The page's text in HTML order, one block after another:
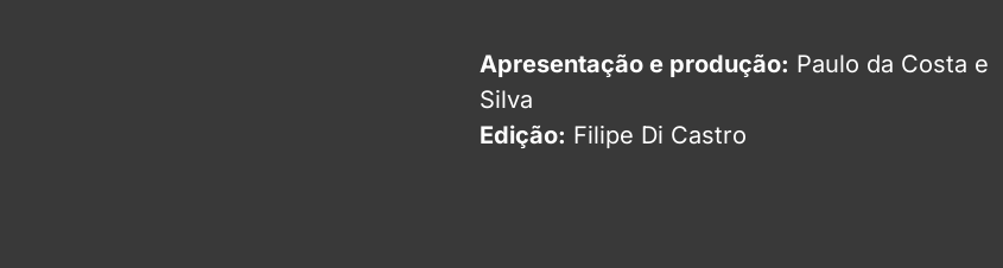
Apresentação e produção: Paulo da Costa e
Silva
Edição: Filipe Di Castro